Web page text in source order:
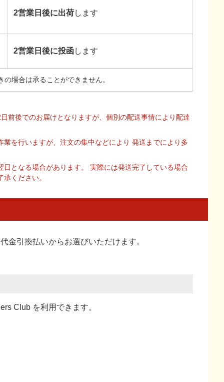
2営業日後に出荷します
2営業日後に投函します
場合は承ることができません。
前後でのお届けとなりますが、個別の配送事情により配達
を行いますが、注文の集中などにより 発送までにより多
となる場合があります。 実際には発送完了している場合
ください。
金引換払いからお選びいただけます。
Club を利用できます。